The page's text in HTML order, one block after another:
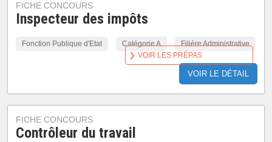
FICHE CONCOURS
Inspecteur des impôts
Fonction Publique d'Etat Catégorie A Filière Administrative
VOIR LE DÉTAIL
VOIR LES PRÉPAS
FICHE CONCOURS
Contrôleur du travail